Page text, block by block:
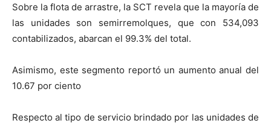
Sobre la flota de arrastre, la SCT revela que la mayoría de
las unidades son semirremolques, que con 534,093
contabilizados, abarcan el 99.3% del total.
Asimismo, este segmento reportó un aumento anual del
10.67 por ciento
Respecto al tipo de servicio brindado por las unidades de